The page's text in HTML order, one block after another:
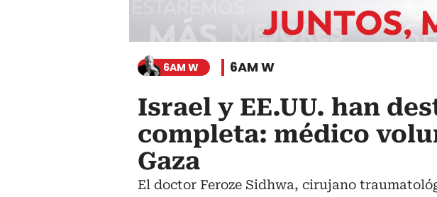
6AM W 6AM W
Israel y EE.UU. han
completa: médico
Gaza
El doctor Feroze Sidhwa, cirujano